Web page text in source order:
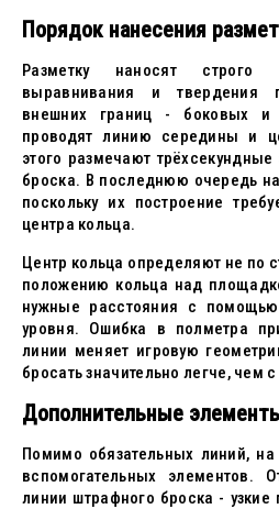
Порядок нанесения
Разметку наносят строго
выравнивания и твердения
внешних границ - боковых и
проводят линию середины и
этого размечают
броска. В последнюю очередь
поскольку их построение
центра кольца.
Центр кольца определяют не по
положению кольца над
нужные расстояния с помощью
уровня. Ошибка в полметра
линии меняет игровую
бросать значительно легче, чем с
Дополнительные
Помимо обязательных линий,
вспомогательных элементов.
линии штрафного броска - узкие